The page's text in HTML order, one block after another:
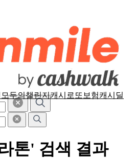
모두의챌린지캐시로또 보험캐시딜
톤' 검색 결과